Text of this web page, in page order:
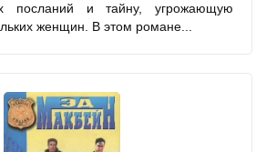
посланий и тайну, угрожающую
женщин. В этом романе...